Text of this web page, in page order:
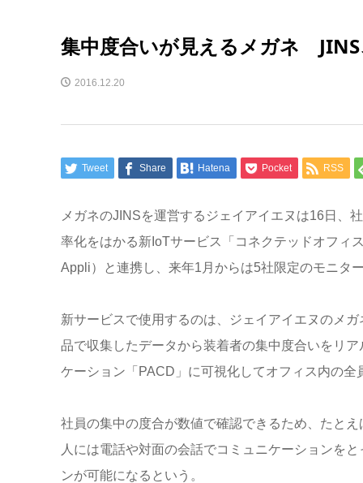
集中度合いが見えるメガネ
2016.12.20
Tweet Share Hatena Pocket RSS
メガネのJINSを運営するジェイアイエヌは16日、
率化をはかる新IoTサービス「コネクテッドオフィ
Appli）と連携し、来年1月からは5社限定のモニタ
新サービスで使用するのは、ジェイアイエヌのメ
品で収集したデータから装着者の集中度合いをリ
ケーション「PACD」に可視化してオフィス内の全
社員の集中の度合が数値で確認できるため、たと
人には電話や対面の会話でコミュニケーションを
ンが可能になるという。